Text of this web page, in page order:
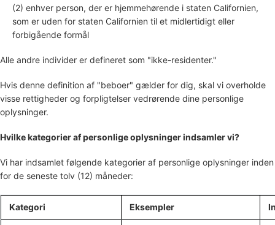
(2) enhver person, der er hjemmehørende i staten Californien,
som er uden for staten Californien til et midlertidigt eller
forbigående formål
Alle andre individer er defineret som "ikke-residenter."
Hvis denne definition af "beboer" gælder for dig, skal vi overholde
visse rettigheder og forpligtelser vedrørende dine personlige
oplysninger.
Hvilke kategorier af personlige oplysninger indsamler vi?
Vi har indsamlet følgende kategorier af personlige oplysninger inden
for de seneste tolv (12) måneder:
Kategori Eksempler